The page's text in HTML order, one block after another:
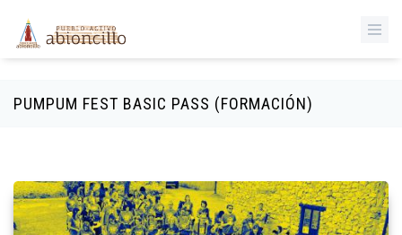
Pasar al contenido principal
PUMPUM FEST BASIC PASS (FORMACIÓN)